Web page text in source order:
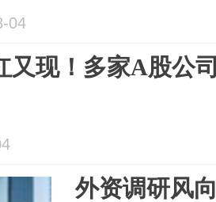
04
又现！多家A股公
外资调研风